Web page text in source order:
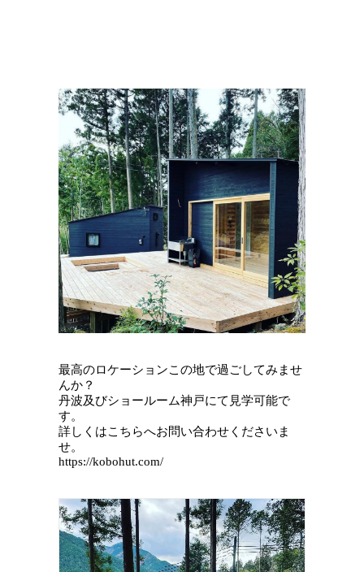
最高のロケーションこの地で過ごしてみませ
んか？
丹波及びショールーム神戸にて見学可能で
す。
詳しくはこちらへお問い合わせくださいま
せ。
https://kobohut.com/